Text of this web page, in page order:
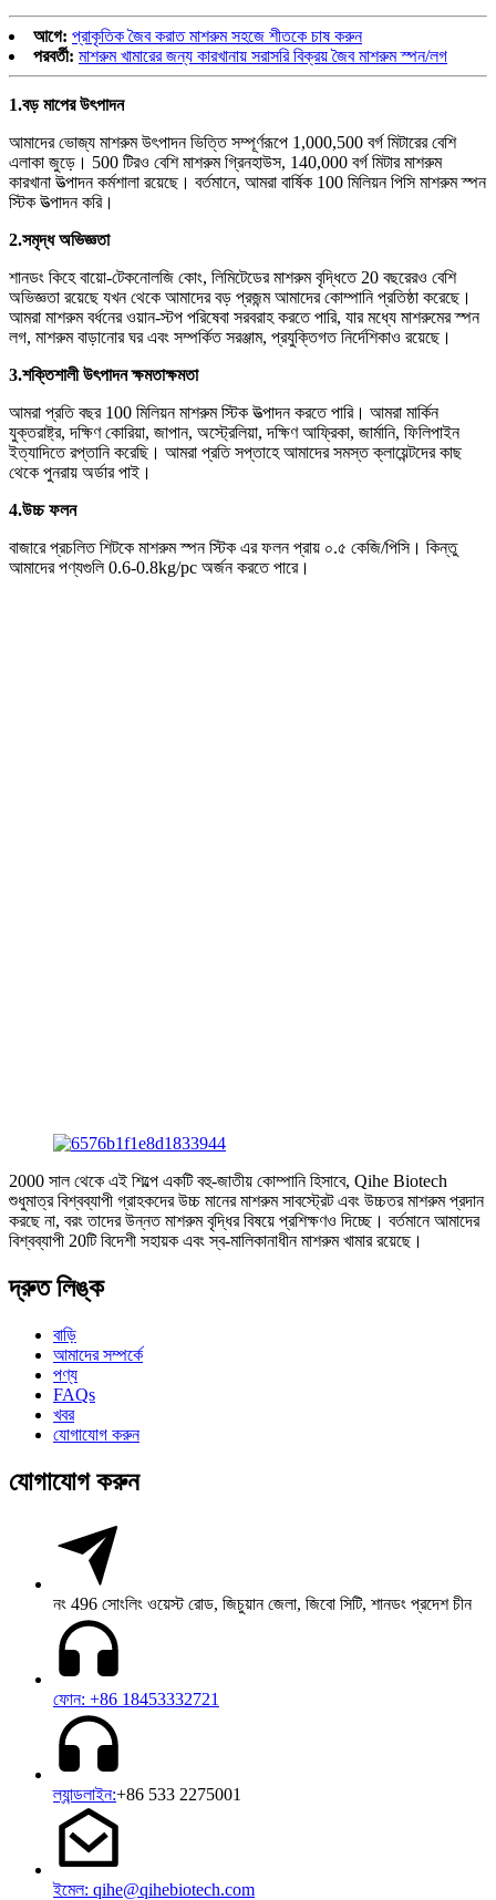
আগে: প্রাকৃতিক জৈব করাত মাশরুম সহজে শীতকে চাষ করুন
পরবর্তী: মাশরুম খামারের জন্য কারখানায় সরাসরি বিক্রয় জৈব মাশরুম স্পন/লগ
1.বড় মাপের উৎপাদন
আমাদের ভোজ্য মাশরুম উৎপাদন ভিত্তি সম্পূর্ণরূপে 1,000,500 বর্গ মিটারের বেশি
এলাকা জুড়ে। 500 টিরও বেশি মাশরুম গ্রিনহাউস, 140,000 বর্গ মিটার মাশরুম
কারখানা উত্পাদন কর্মশালা রয়েছে। বর্তমানে, আমরা বার্ষিক 100 মিলিয়ন পিসি মাশরুম স্পন
স্টিক উত্পাদন করি।
2.সমৃদ্ধ অভিজ্ঞতা
শানডং কিহে বায়ো-টেকনোলজি কোং, লিমিটেডের মাশরুম বৃদ্ধিতে 20 বছরেরও বেশি
অভিজ্ঞতা রয়েছে যখন থেকে আমাদের বড় প্রজন্ম আমাদের কোম্পানি প্রতিষ্ঠা করেছে।
আমরা মাশরুম বর্ধনের ওয়ান-স্টপ পরিষেবা সরবরাহ করতে পারি, যার মধ্যে মাশরুমের স্পন
লগ, মাশরুম বাড়ানোর ঘর এবং সম্পর্কিত সরঞ্জাম, প্রযুক্তিগত নির্দেশিকাও রয়েছে।
3.শক্তিশালী উৎপাদন ক্ষমতাক্ষমতা
আমরা প্রতি বছর 100 মিলিয়ন মাশরুম স্টিক উত্পাদন করতে পারি। আমরা মার্কিন
যুক্তরাষ্ট্র, দক্ষিণ কোরিয়া, জাপান, অস্ট্রেলিয়া, দক্ষিণ আফ্রিকা, জার্মানি, ফিলিপাইন
ইত্যাদিতে রপ্তানি করেছি। আমরা প্রতি সপ্তাহে আমাদের সমস্ত ক্লায়েন্টদের কাছ
থেকে পুনরায় অর্ডার পাই।
4.উচ্চ ফলন
বাজারে প্রচলিত শিটকে মাশরুম স্পন স্টিক এর ফলন প্রায় ০.৫ কেজি/পিসি। কিন্তু
আমাদের পণ্যগুলি 0.6-0.8kg/pc অর্জন করতে পারে।
2000 সাল থেকে এই শিল্পে একটি বহু-জাতীয় কোম্পানি হিসাবে, Qihe Biotech
শুধুমাত্র বিশ্বব্যাপী গ্রাহকদের উচ্চ মানের মাশরুম সাবস্ট্রেট এবং উচ্চতর মাশরুম প্রদান
করছে না, বরং তাদের উন্নত মাশরুম বৃদ্ধির বিষয়ে প্রশিক্ষণও দিচ্ছে। বর্তমানে আমাদের
বিশ্বব্যাপী 20টি বিদেশী সহায়ক এবং স্ব-মালিকানাধীন মাশরুম খামার রয়েছে।
দ্রুত লিঙ্ক
বাড়ি
আমাদের সম্পর্কে
পণ্য
FAQs
খবর
যোগাযোগ করুন
যোগাযোগ করুন
নং 496 সোংলিং ওয়েস্ট রোড, জিচুয়ান জেলা, জিবো সিটি, শানডং প্রদেশ চীন
ফোন: +86 18453332721
ল্যান্ডলাইন:+86 533 2275001
ইমেল: qihe@qihebiotech.com